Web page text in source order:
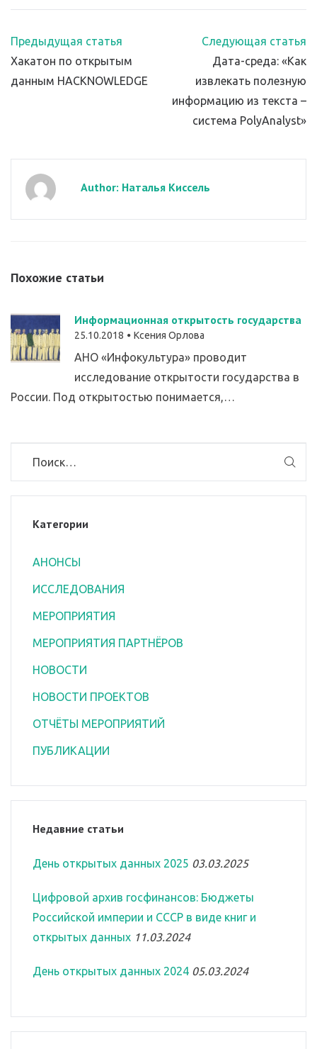
Предыдущая статья
Хакатон по открытым
данным HACKNOWLEDGE
Следующая статья
Дата-среда: «Как
извлекать полезную
информацию из текста –
система PolyAnalyst»
Author: Наталья Киссель
Похожие статьи
Информационная открытость государства
25.10.2018 Ксения Орлова
АНО «Инфокультура» проводит
исследование открытости государства в
России. Под открытостью понимается,…
Категории
АНОНСЫ
ИССЛЕДОВАНИЯ
МЕРОПРИЯТИЯ
МЕРОПРИЯТИЯ ПАРТНЁРОВ
НОВОСТИ
НОВОСТИ ПРОЕКТОВ
ОТЧЁТЫ МЕРОПРИЯТИЙ
ПУБЛИКАЦИИ
Недавние статьи
День открытых данных 2025 03.03.2025
Цифровой архив госфинансов: Бюджеты
Российской империи и СССР в виде книг и
открытых данных 11.03.2024
День открытых данных 2024 05.03.2024